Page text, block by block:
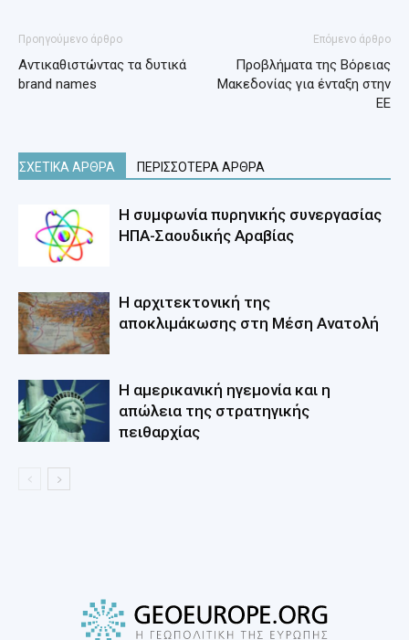
Προηγούμενο άρθρο
Αντικαθιστώντας τα δυτικά
brand names
Επόμενο άρθρο
Προβλήματα της Βόρειας
Μακεδονίας για ένταξη στην
ΕΕ
ΣΧΕΤΙΚΑ ΑΡΘΡΑ ΠΕΡΙΣΣΟΤΕΡΑ ΑΡΘΡΑ
Η συμφωνία πυρηνικής συνεργασίας
ΗΠΑ-Σαουδικής Αραβίας
Η αρχιτεκτονική της
αποκλιμάκωσης στη Mέση Aνατολή
Η αμερικανική ηγεμονία και η
απώλεια της στρατηγικής
πειθαρχίας